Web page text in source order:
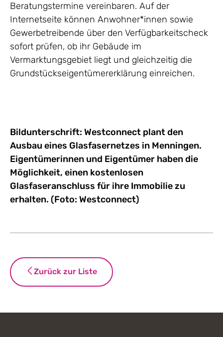
Beratungstermine vereinbaren. Auf der
Internetseite können Anwohner*innen sowie
Gewerbetreibende über den Verfügbarkeitscheck
sofort prüfen, ob ihr Gebäude im
Vermarktungsgebiet liegt und gleichzeitig die
Grundstückseigentümererklärung einreichen.
Bildunterschrift: Westconnect plant den
Ausbau eines Glasfasernetzes in Menningen.
Eigentümerinnen und Eigentümer haben die
Möglichkeit, einen kostenlosen
Glasfaseranschluss für ihre Immobilie zu
erhalten. (Foto: Westconnect)
Zurück zur Liste